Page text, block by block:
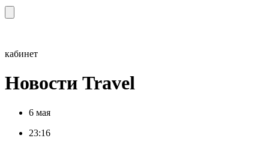
кабинет
Новости Travel
6 мая
23:16